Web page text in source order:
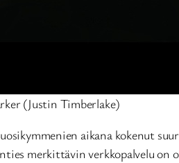
(Justin Timberlake)
aikana kokenut
merkittävin verkkopalvelu on